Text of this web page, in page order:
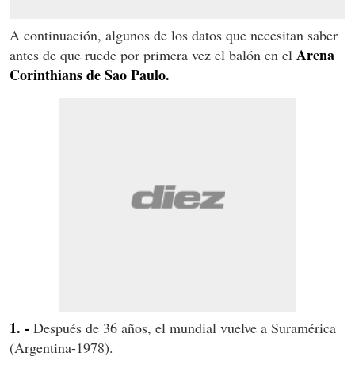
A continuación, algunos de los datos que necesitan saber
antes de que ruede por primera vez el balón en el Arena
Corinthians de Sao Paulo.
1. - Después de 36 años, el mundial vuelve a Suramérica
(Argentina-1978).